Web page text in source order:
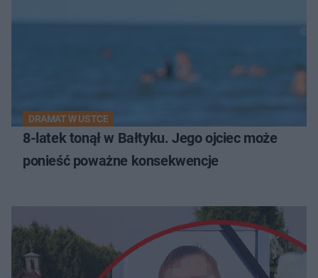
DRAMAT W USTCE
8-latek tonął w Bałtyku. Jego ojciec może
ponieść poważne konsekwencje